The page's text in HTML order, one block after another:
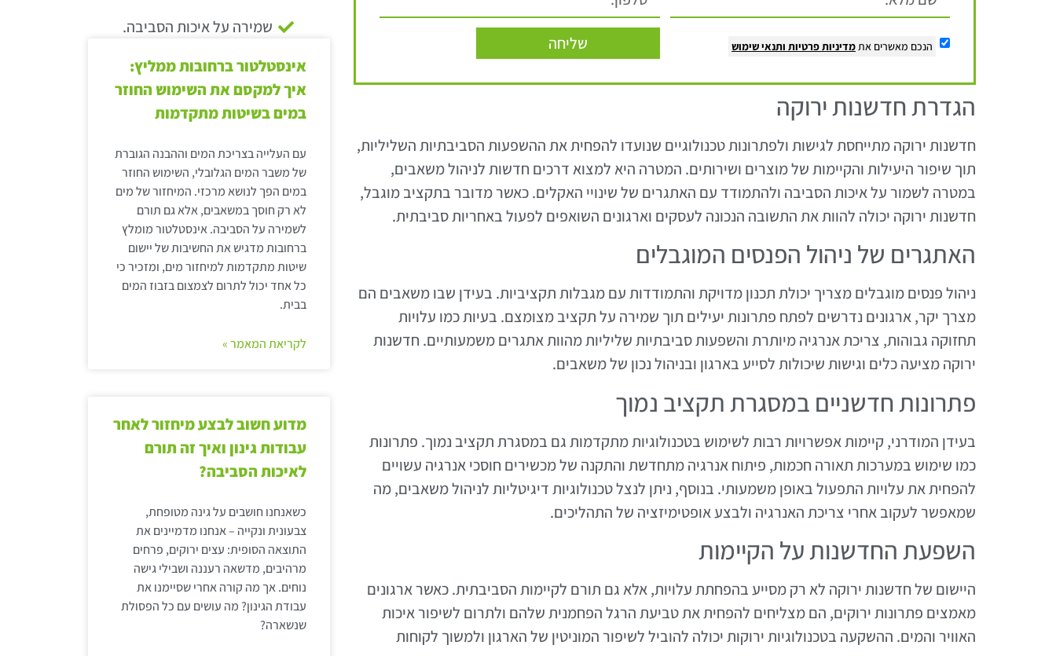
הנכם מאשרים אתמדיניות פרטיות ותנאי שימוש שליחה
הגדרת חדשנות ירוקה
חדשנות ירוקה מתייחסת לגישות ולפתרונות טכנולוגיים שנועדו להפחית את ההשפעות הסביבתיות השליליות,
תוך שיפור היעילות והקיימות של מוצרים ושירותים. המטרה היא למצוא דרכים חדשות לניהול משאבים,
במטרה לשמור על איכות הסביבה ולהתמודד עם האתגרים של שינויי האקלים. כאשר מדובר בתקציב מוגבל,
חדשנות ירוקה יכולה להוות את התשובה הנכונה לעסקים וארגונים השואפים לפעול באחריות סביבתית.
האתגרים של ניהול הפנסים המוגבלים
ניהול פנסים מוגבלים מצריך יכולת תכנון מדויקת והתמודדות עם מגבלות תקציביות. בעידן שבו משאבים הם
מצרך יקר, ארגונים נדרשים לפתח פתרונות יעילים תוך שמירה על תקציב מצומצם. בעיות כמו עלויות
תחזוקה גבוהות, צריכת אנרגיה מיותרת והשפעות סביבתיות שליליות מהוות אתגרים משמעותיים. חדשנות
ירוקה מציעה כלים וגישות שיכולות לסייע בארגון ובניהול נכון של משאבים.
פתרונות חדשניים במסגרת תקציב נמוך
בעידן המודרני, קיימות אפשרויות רבות לשימוש בטכנולוגיות מתקדמות גם במסגרת תקציב נמוך. פתרונות
כמו שימוש במערכות תאורה חכמות, פיתוח אנרגיה מתחדשת והתקנה של מכשירים חוסכי אנרגיה עשויים
להפחית את עלויות התפעול באופן משמעותי. בנוסף, ניתן לנצל טכנולוגיות דיגיטליות לניהול משאבים, מה
שמאפשר לעקוב אחרי צריכת האנרגיה ולבצע אופטימיזציה של התהליכים.
השפעת החדשנות על הקיימות
היישום של חדשנות ירוקה לא רק מסייע בהפחתת עלויות, אלא גם תורם לקיימות הסביבתית. כאשר ארגונים
מאמצים פתרונות ירוקים, הם מצליחים להפחית את טביעת הרגל הפחמנית שלהם ולתרום לשיפור איכות
האוויר והמים. ההשקעה בטכנולוגיות ירוקות יכולה להוביל לשיפור המוניטין של הארגון ולמשוך לקוחות
שמירה על איכות הסביבה.
אינסטלטור ברחובות ממליץ:
איך למקסם את השימוש החוזר
במים בשיטות מתקדמות
עם העלייה בצריכת המים וההבנה הגוברת
של משבר המים הגלובלי, השימוש החוזר
במים הפך לנושא מרכזי. המיחזור של מים
לא רק חוסך במשאבים, אלא גם תורם
לשמירה על הסביבה. אינסטלטור מומלץ
ברחובות מדגיש את החשיבות של יישום
שיטות מתקדמות למיחזור מים, ומזכיר כי
כל אחד יכול לתרום לצמצום בזבוז המים
בבית.
לקריאת המאמר »
מדוע חשוב לבצע מיחזור לאחר
עבודות גינון ואיך זה תורם
לאיכות הסביבה?
כשאנחנו חושבים על גינה מטופחת,
צבעונית ונקייה – אנחנו מדמיינים את
התוצאה הסופית: עצים ירוקים, פרחים
מרהיבים, מדשאה רעננה ושבילי גישה
נוחים. אך מה קורה אחרי שסיימנו את
עבודת הגינון? מה עושים עם כל הפסולת
שנשארה?